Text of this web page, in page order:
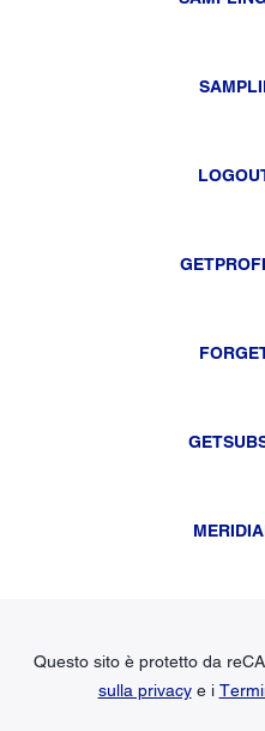
Questo sito è protetto da
sulla privacye i